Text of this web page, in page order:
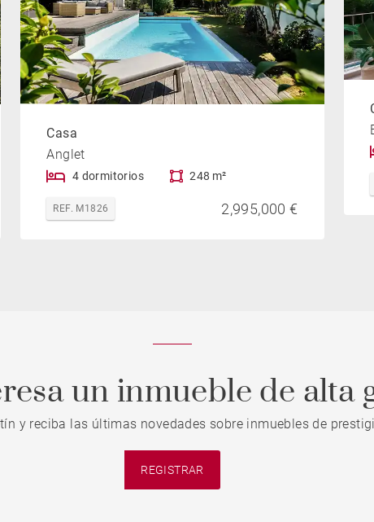
Casa
Anglet
4 dormitorios 248 m²
REF. M1826 2,995,000 €
un inmueble de alta
y reciba las últimas novedades sobre inmuebles de
REGISTRAR